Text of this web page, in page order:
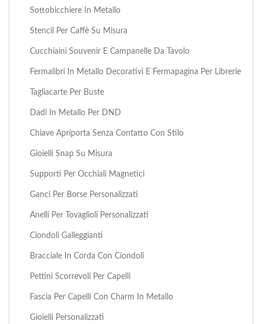
Sottobicchiere In Metallo
Stencil Per Caffè Su Misura
Cucchiaini Souvenir E Campanelle Da Tavolo
Fermalibri In Metallo Decorativi E Fermapagina Per Librerie
Tagliacarte Per Buste
Dadi In Metallo Per DND
Chiave Apriporta Senza Contatto Con Stilo
Gioielli Snap Su Misura
Supporti Per Occhiali Magnetici
Ganci Per Borse Personalizzati
Anelli Per Tovaglioli Personalizzati
Ciondoli Galleggianti
Bracciale In Corda Con Ciondoli
Pettini Scorrevoli Per Capelli
Fascia Per Capelli Con Charm In Metallo
Gioielli Personalizzati